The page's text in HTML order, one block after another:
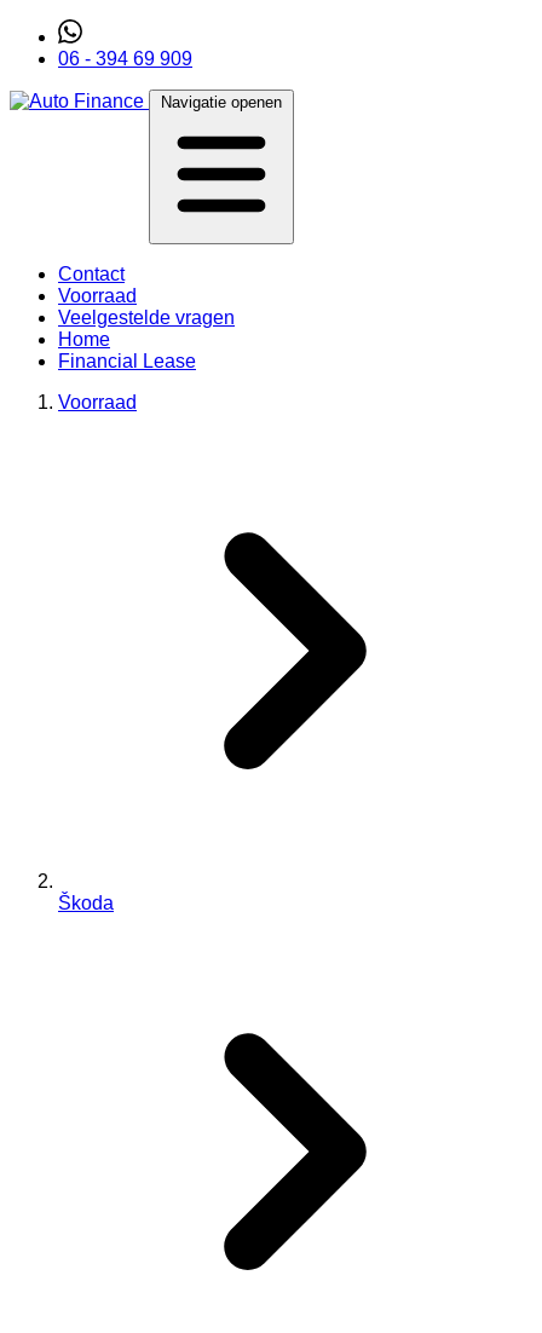
06 - 394 69 909
Navigatie openen
Contact
Voorraad
Veelgestelde vragen
Home
Financial Lease
Voorraad
Škoda